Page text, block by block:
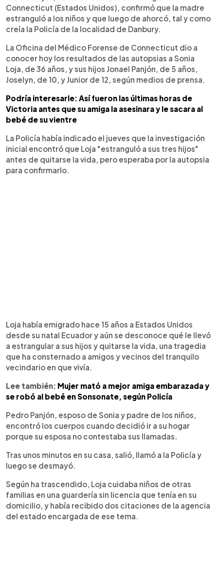
Connecticut (Estados Unidos), confirmó que la madre
estranguló a los niños y que luego de ahorcó, tal y como
creía la Policía de la localidad de Danbury.
La Oficina del Médico Forense de Connecticut dio a
conocer hoy los resultados de las autopsias a Sonia
Loja, de 36 años, y sus hijos Jonael Panjón, de 5 años,
Joselyn, de 10, y Junior de 12, según medios de prensa.
Podría interesarle: Así fueron las últimas horas de
Victoria antes que su amiga la asesinara y le sacara al
bebé de su vientre
La Policía había indicado el jueves que la investigación
inicial encontró que Loja "estranguló a sus tres hijos"
antes de quitarse la vida, pero esperaba por la autopsia
para confirmarlo.
Loja había emigrado hace 15 años a Estados Unidos
desde su natal Ecuador y aún se desconoce qué le llevó
a estrangular a sus hijos y quitarse la vida, una tragedia
que ha consternado a amigos y vecinos del tranquilo
vecindario en que vivía.
Lee también: Mujer mató a mejor amiga embarazada y
se robó al bebé en Sonsonate, según Policía
Pedro Panjón, esposo de Sonia y padre de los niños,
encontró los cuerpos cuando decidió ir a su hogar
porque su esposa no contestaba sus llamadas.
Tras unos minutos en su casa, salió, llamó a la Policía y
luego se desmayó.
Según ha trascendido, Loja cuidaba niños de otras
familias en una guardería sin licencia que tenía en su
domicilio, y había recibido dos citaciones de la agencia
del estado encargada de ese tema.